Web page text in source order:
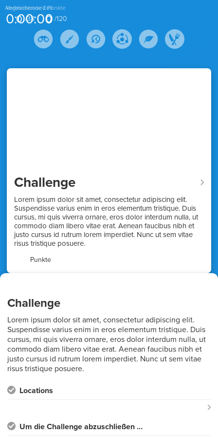
Abgeschlossen
0 /38
Verbleibende Zeit
0:00:00
Punkte
0 /120
Challenge
Lorem ipsum dolor sit amet, consectetur adipiscing elit.
Suspendisse varius enim in eros elementum tristique. Duis
cursus, mi quis viverra ornare, eros dolor interdum nulla, ut
commodo diam libero vitae erat. Aenean faucibus nibh et
justo cursus id rutrum lorem imperdiet. Nunc ut sem vitae
risus tristique posuere.
Punkte
Challenge
Lorem ipsum dolor sit amet, consectetur adipiscing elit.
Suspendisse varius enim in eros elementum tristique. Duis
cursus, mi quis viverra ornare, eros dolor interdum nulla, ut
commodo diam libero vitae erat. Aenean faucibus nibh et
justo cursus id rutrum lorem imperdiet. Nunc ut sem vitae
risus tristique posuere.
Locations
Um die Challenge abzuschließen …